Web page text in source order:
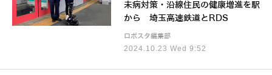
2024.10.23 Wed 9:52
未病対策・沿線住民の健康増進を駅
から 埼玉高速鉄道とRDS
ロボスタ編集部